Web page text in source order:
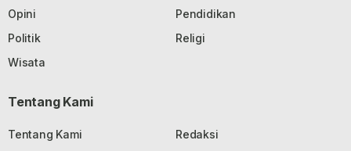
Opini
Pendidikan
Politik
Religi
Wisata
Tentang Kami
Tentang Kami
Redaksi